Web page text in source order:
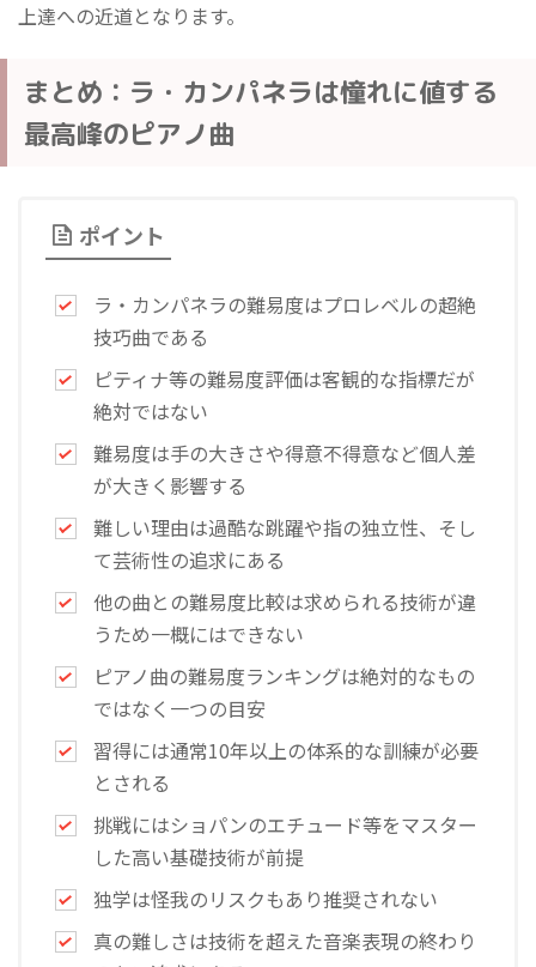
上達への近道となります。
まとめ：ラ・カンパネラは憧れに値する
最高峰のピアノ曲
ポイント
ラ・カンパネラの難易度はプロレベルの超絶
技巧曲である
ピティナ等の難易度評価は客観的な指標だが
絶対ではない
難易度は手の大きさや得意不得意など個人差
が大きく影響する
難しい理由は過酷な跳躍や指の独立性、そし
て芸術性の追求にある
他の曲との難易度比較は求められる技術が違
うため一概にはできない
ピアノ曲の難易度ランキングは絶対的なもの
ではなく一つの目安
習得には通常10年以上の体系的な訓練が必要
とされる
挑戦にはショパンのエチュード等をマスター
した高い基礎技術が前提
独学は怪我のリスクもあり推奨されない
真の難しさは技術を超えた音楽表現の終わり